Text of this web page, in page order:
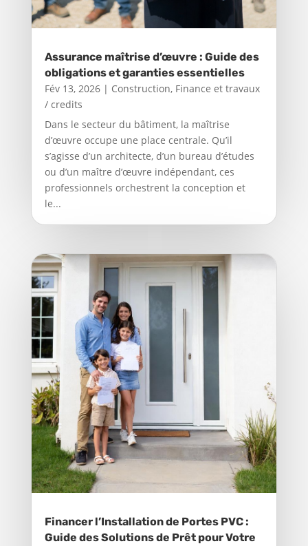
Assurance maîtrise d’œuvre : Guide des
obligations et garanties essentielles
Fév 13, 2026| Construction, Finance et travaux
/ credits
Dans le secteur du bâtiment, la maîtrise
d’œuvre occupe une place centrale. Qu’il
s’agisse d’un architecte, d’un bureau d’études
ou d’un maître d’œuvre indépendant, ces
professionnels orchestrent la conception et
le...
Financer l’Installation de Portes PVC :
Guide des Solutions de Prêt pour Votre